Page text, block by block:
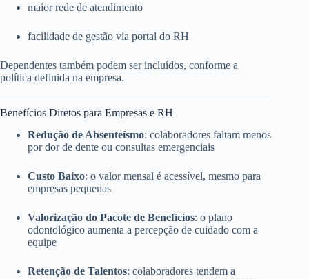
maior rede de atendimento
facilidade de gestão via portal do RH
Dependentes também podem ser incluídos, conforme a
política definida na empresa.
Benefícios Diretos para Empresas e RH
Redução de Absenteísmo: colaboradores faltam menos
por dor de dente ou consultas emergenciais
Custo Baixo: o valor mensal é acessível, mesmo para
empresas pequenas
Valorização do Pacote de Benefícios: o plano
odontológico aumenta a percepção de cuidado com a
equipe
Retenção de Talentos: colaboradores tendem a